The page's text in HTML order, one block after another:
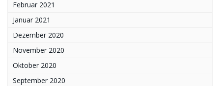
Februar 2021
Januar 2021
Dezember 2020
November 2020
Oktober 2020
September 2020